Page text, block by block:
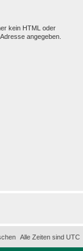
kein HTML oder
angegeben.
Alle Zeiten sind UTC